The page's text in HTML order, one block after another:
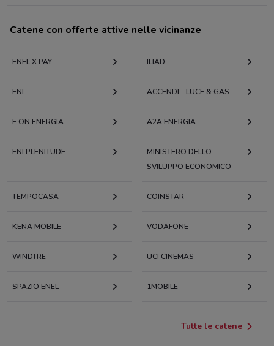
Catene con offerte attive nelle vicinanze
ENEL X PAY ILIAD
ENI ACCENDI - LUCE & GAS
E.ON ENERGIA A2A ENERGIA
ENI PLENITUDE
MINISTERO DELLO
SVILUPPO ECONOMICO
TEMPOCASA COINSTAR
KENA MOBILE VODAFONE
WINDTRE UCI CINEMAS
SPAZIO ENEL 1MOBILE
Tutte le catene